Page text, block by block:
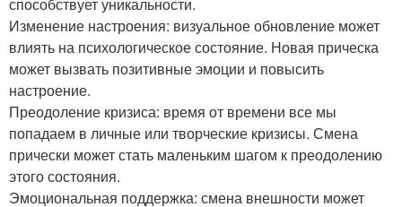
Изменение настроения: визуальное обновление может
влиять на психологическое состояние. Новая прическа
может вызвать позитивные эмоции и повысить
настроение.
Преодоление кризиса: время от времени все мы
попадаем в личные или творческие кризисы. Смена
прически может стать маленьким шагом к преодолению
этого состояния.
Эмоциональная поддержка: смена внешности может